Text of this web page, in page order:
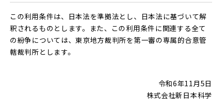
この利用条件は、日本法を準拠法とし、日本法に基づいて解
釈されるものとします。また、この利用条件に関連する全て
の紛争については、東京地方裁判所を第一審の専属的合意管
轄裁判所とします。
令和6年11月5日
株式会社新日本科学